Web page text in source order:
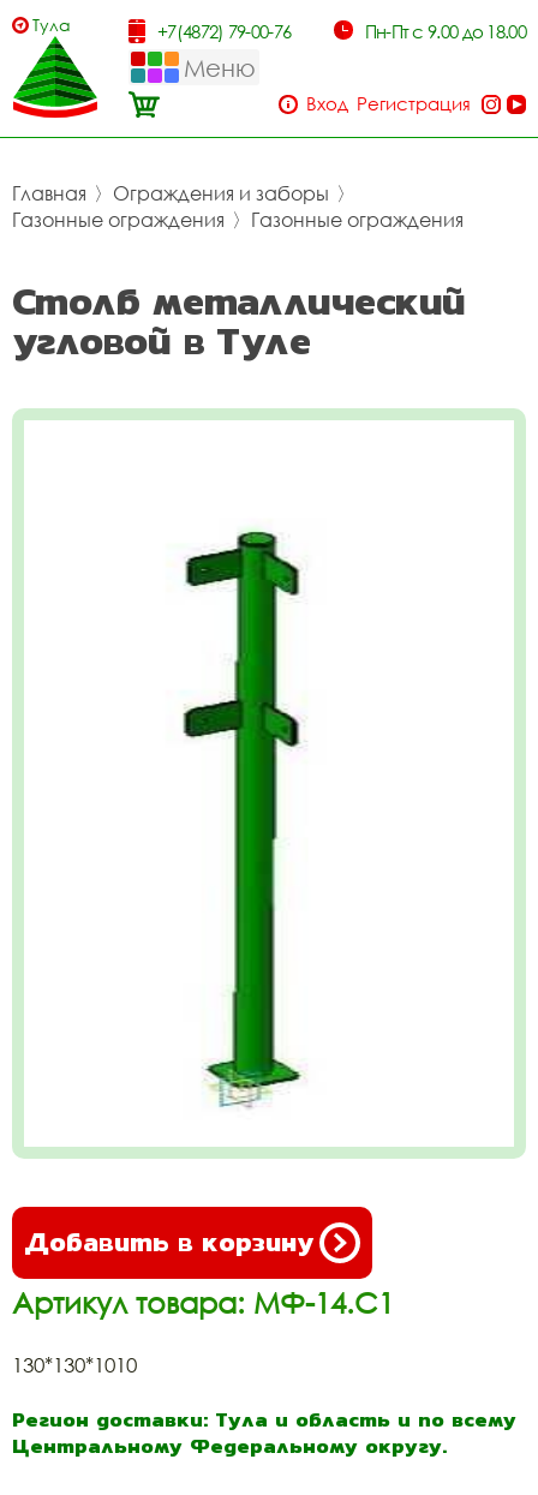
Тула +7(4872) 79-00-76 Пн-Пт с 9.00 до 18.00
Меню
Вход Регистрация
Главная 〉 Ограждения и заборы 〉
Газонные ограждения 〉 Газонные ограждения
Столб металлический
угловой в Туле
Добавить в корзину
Артикул товара: МФ-14.С1
130*130*1010
Регион доставки: Тула и область и по всему
Центральному Федеральному округу.